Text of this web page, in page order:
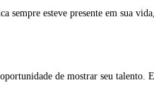
sempre esteve presente em sua
de mostrar seu talento.